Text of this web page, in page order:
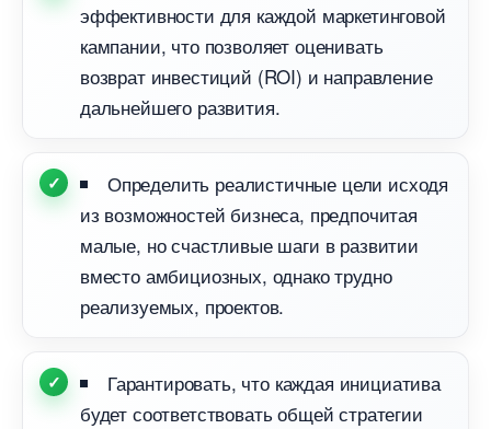
эффективности для каждой маркетинговой
кампании, что позволяет оценивать
озврат инвестиций (ROI) и направление
дальнейшего развития.
Определить реалистичные цели исходя
из возможностей бизнеса, предпочитая
малые, но счастливые шаги в развитии
место амбициозных, однако трудно
реализуемых, проектов.
Гарантировать, что каждая инициатива
удет соответствовать общей стратегии